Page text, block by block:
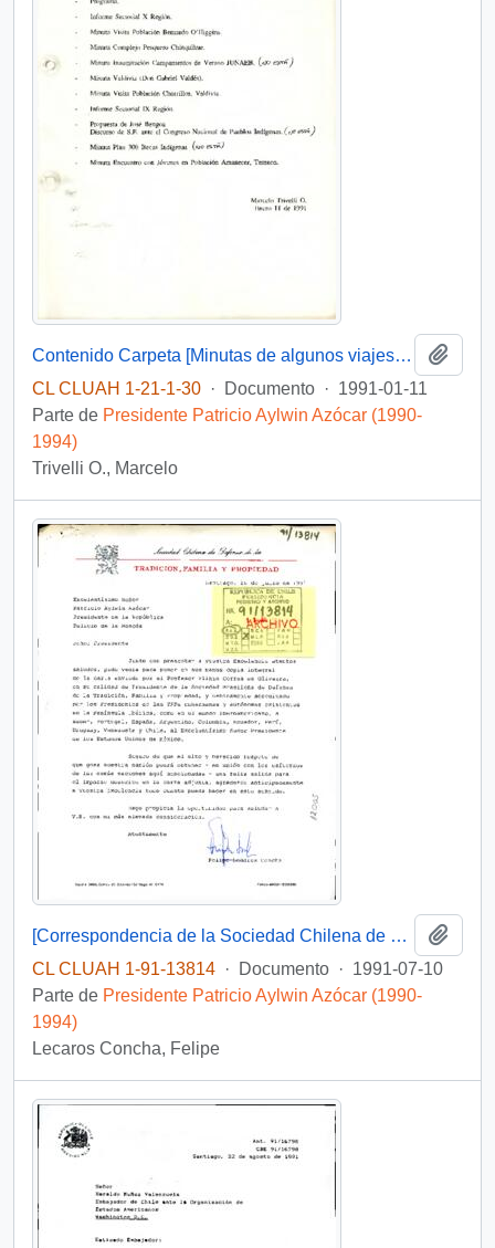
Contenido Carpeta [Minutas de algunos viajes y actividades del Presidente Patricio Aylwin Azócar]
CL CLUAH 1-21-1-30 · Documento · 1991-01-11
Parte de Presidente Patricio Aylwin Azócar (1990-
1994)
Trivelli O., Marcelo
[Correspondencia de la Sociedad Chilena de Tradición, Familia y Propiedad al Presidente Patricio Aylwin Azócar]
CL CLUAH 1-91-13814 · Documento · 1991-07-10
Parte de Presidente Patricio Aylwin Azócar (1990-
1994)
Lecaros Concha, Felipe